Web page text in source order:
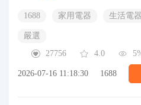
1688 家用電器 生活電器
嚴選
27756
4.0
2026-07-16 11:18:30 1688